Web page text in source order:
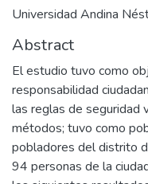
Universidad Andina
Abstract
El estudio tuvo como
responsabilidad
las reglas de seguridad
métodos; tuvo como
pobladores del distrito
94 personas de la